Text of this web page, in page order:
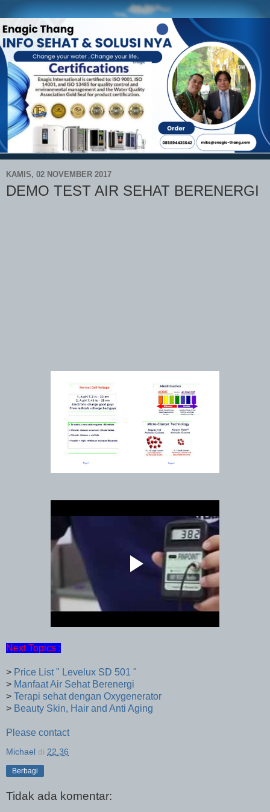
KAMIS, 02 NOVEMBER 2017
DEMO TEST AIR SEHAT BERENERGI
Next Topics :
> Price List " Levelux SD 501 "
> Manfaat Air Sehat Berenergi
> Terapi sehat dengan Oxygenerator
> Beauty Skin, Hair and Anti Aging
Please contact
Michael di 22.36
Berbagi
Tidak ada komentar: